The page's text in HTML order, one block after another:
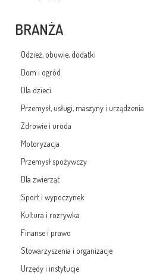
BRANŻA
Odzież, obuwie, dodatki
Dom i ogród
Dla dzieci
Przemysł, usługi, maszyny i urządzenia
Zdrowie i uroda
Motoryzacja
Przemysł spożywczy
Dla zwierząt
Sport i wypoczynek
Kultura i rozrywka
Finanse i prawo
Stowarzyszenia i organizacje
Urzędy i instytucje